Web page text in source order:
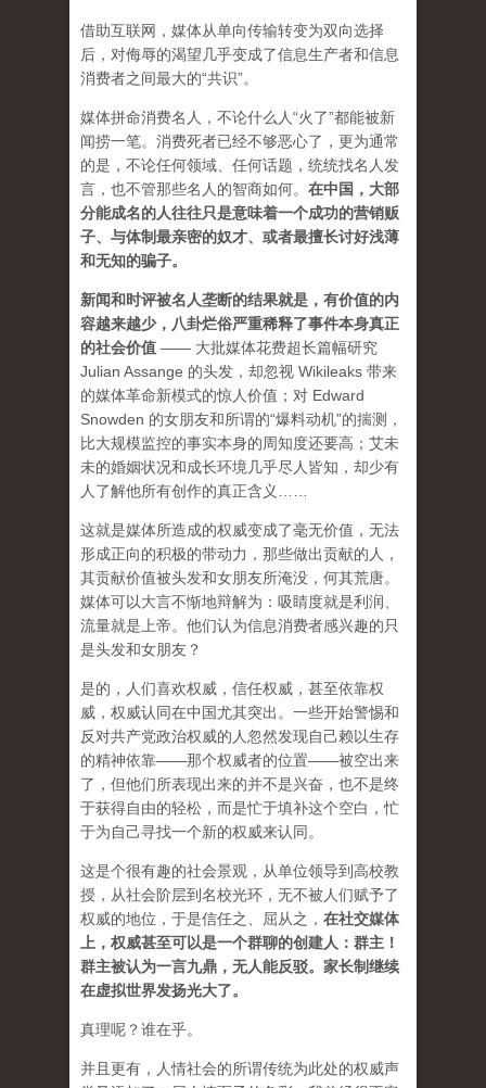
借助互联网，媒体从单向传输转变为双向选择
后，对侮辱的渴望几乎变成了信息生产者和信息
消费者之间最大的“共识”。
媒体拼命消费名人，不论什么人“火了”都能被新
闻捞一笔。消费死者已经不够恶心了，更为通常
的是，不论任何领域、任何话题，统统找名人发
言，也不管那些名人的智商如何。 在中国，大部
分能成名的人往往只是意味着一个成功的营销贩
子、与体制最亲密的奴才、或者最擅长讨好浅薄
和无知的骗子。
新闻和时评被名人垄断的结果就是，有价值的内
容越来越少，八卦烂俗严重稀释了事件本身真正
的社会价值 —— 大批媒体花费超长篇幅研究
Julian Assange 的头发，却忽视 Wikileaks 带来
的媒体革命新模式的惊人价值；对 Edward
Snowden 的女朋友和所谓的“爆料动机”的揣测，
比大规模监控的事实本身的周知度还要高；艾未
未的婚姻状况和成长环境几乎尽人皆知，却少有
人了解他所有创作的真正含义……
这就是媒体所造成的权威变成了毫无价值，无法
形成正向的积极的带动力，那些做出贡献的人，
其贡献价值被头发和女朋友所淹没，何其荒唐。
媒体可以大言不惭地辩解为：吸睛度就是利润、
流量就是上帝。他们认为信息消费者感兴趣的只
是头发和女朋友？
是的，人们喜欢权威，信任权威，甚至依靠权
威，权威认同在中国尤其突出。一些开始警惕和
反对共产党政治权威的人忽然发现自己赖以生存
的精神依靠——那个权威者的位置——被空出来
了，但他们所表现出来的并不是兴奋，也不是终
于获得自由的轻松，而是忙于填补这个空白，忙
于为自己寻找一个新的权威来认同。
这是个很有趣的社会景观，从单位领导到高校教
授，从社会阶层到名校光环，无不被人们赋予了
权威的地位，于是信任之、屈从之， 在社交媒体
上，权威甚至可以是一个群聊的创建人：群主！
群主被认为一言九鼎，无人能反驳。家长制继续
在虚拟世界发扬光大了。
真理呢？谁在乎。
并且更有，人情社会的所谓传统为此处的权威声